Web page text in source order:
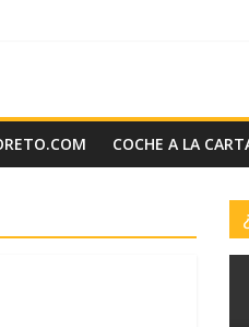
COCHE A LA